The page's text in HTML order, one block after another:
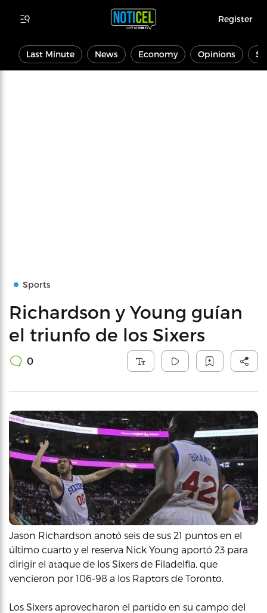
Register
Last Minute News Economy Opinions
Sports
Richardson y Young guían
el triunfo de los Sixers
0
Jason Richardson anotó seis de sus 21 puntos en el
último cuarto y el reserva Nick Young aportó 23 para
dirigir el ataque de los Sixers de Filadelfia, que
vencieron por 106-98 a los Raptors de Toronto.
Los Sixers aprovecharon el partido en su campo del